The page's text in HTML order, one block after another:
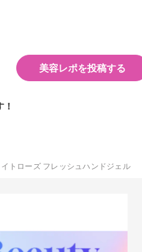
美容レポを投稿する
トローズ フレッシュハンドジェル